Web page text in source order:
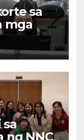
sa
mga
ng NNC